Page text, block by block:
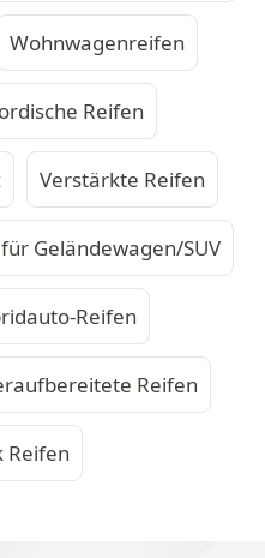
Wohnwagenreifen
Reifen
Verstärkte Reifen
Geländewagen/SUV
Reifen
Reifen
Reifen